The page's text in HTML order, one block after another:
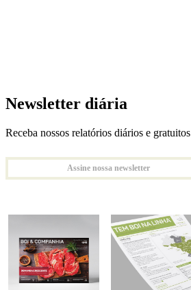
Newsletter diária
Receba nossos relatórios diários e gratuitos
Assine nossa newsletter